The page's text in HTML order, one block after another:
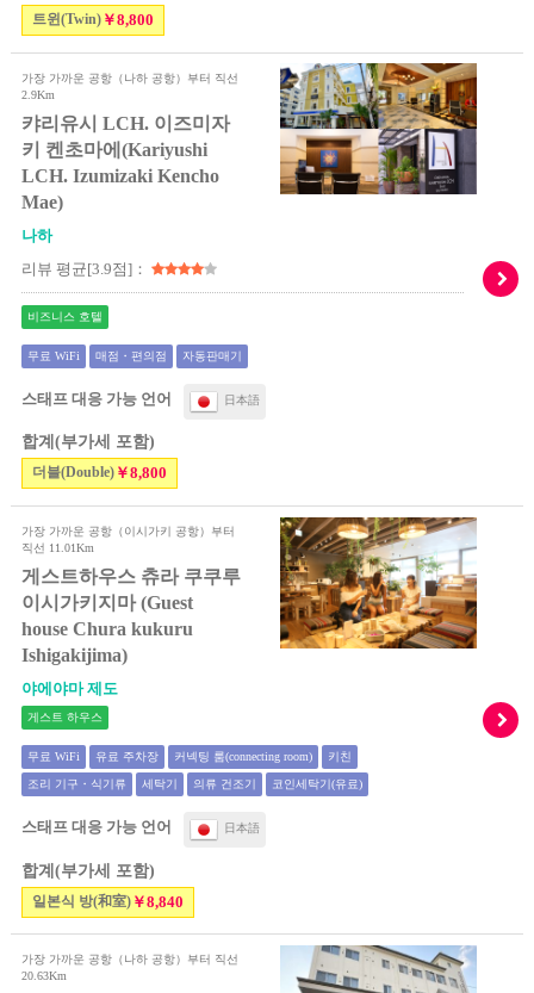
트윈(Twin)￥8,800
가장 가까운 공항（나하 공항）부터 직선
2.9Km
캬리유시 LCH. 이즈미자
키 켄초마에(Kariyushi
LCH. Izumizaki Kencho
Mae)
나하
리뷰 평균[3.9점]：
비즈니스 호텔
무료 WiFi 매점・편의점 자동판매기
스태프 대응 가능 언어 日本語
합계(부가세 포함)
더블(Double)￥8,800
가장 가까운 공항（이시가키 공항）부터
직선 11.01Km
게스트하우스 츄라 쿠쿠루
이시가키지마 (Guest
house Chura kukuru
Ishigakijima)
야에야마 제도
게스트 하우스
무료 WiFi 유료 주차장 커넥팅 룸(connecting room) 키친
조리 기구・식기류 세탁기 의류 건조기 코인세탁기(유료)
스태프 대응 가능 언어 日本語
합계(부가세 포함)
일본식 방(和室)￥8,840
가장 가까운 공항（나하 공항）부터 직선
20.63Km